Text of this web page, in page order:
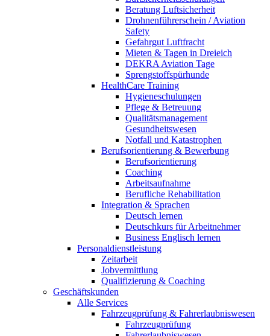
Beratung Luftsicherheit
Drohnenführerschein / Aviation
Safety
Gefahrgut Luftfracht
Mieten & Tagen in Dreieich
DEKRA Aviation Tage
Sprengstoffspürhunde
HealthCare Training
Hygieneschulungen
Pflege & Betreuung
Qualitätsmanagement
Gesundheitswesen
Notfall und Katastrophen
Berufsorientierung & Bewerbung
Berufsorientierung
Coaching
Arbeitsaufnahme
Berufliche Rehabilitation
Integration & Sprachen
Deutsch lernen
Deutschkurs für Arbeitnehmer
Business Englisch lernen
Personaldienstleistung
Zeitarbeit
Jobvermittlung
Qualifizierung & Coaching
Geschäftskunden
Alle Services
Fahrzeugprüfung & Fahrerlaubniswesen
Fahrzeugprüfung